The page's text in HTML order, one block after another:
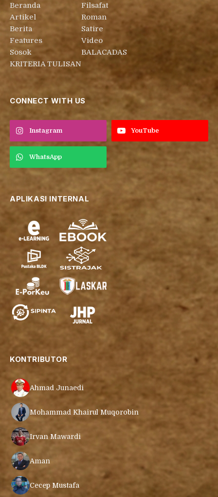
Beranda
Artikel
Berita
Features
Sosok
KRITERIA TULISAN
Filsafat
Roman
Satire
Video
BALACADAS
CONNECT WITH US
Instagram YouTube
WhatsApp
APLIKASI INTERNAL
KONTRIBUTOR
Ahmad Junaedi
Mohammad Khairul Muqorobin
Irvan Mawardi
Aman
Cecep Mustafa